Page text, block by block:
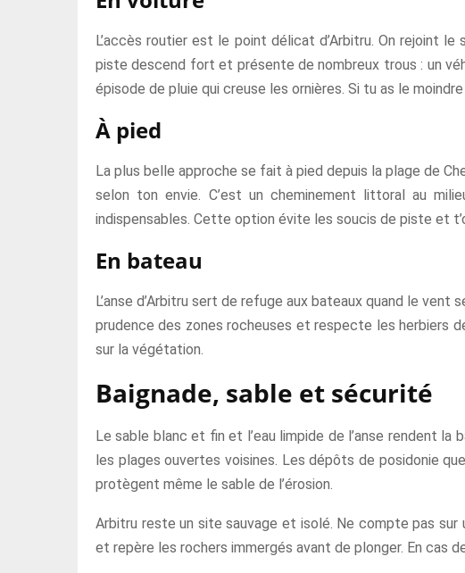
L’accès routier est le point délicat d’Arbitru. On rejoint
piste descend fort et présente de nombreux trous : un
épisode de pluie qui creuse les ornières. Si tu as le
À pied
La plus belle approche se fait à pied depuis la plage de
selon ton envie. C’est un cheminement littoral au
indispensables. Cette option évite les soucis de piste et
En bateau
L’anse d’Arbitru sert de refuge aux bateaux quand le
prudence des zones rocheuses et respecte les herbiers
sur la végétation.
Baignade, sable et sécurité
Le sable blanc et fin et l’eau limpide de l’anse rendent
les plages ouvertes voisines. Les dépôts de posidonie
protègent même le sable de l’érosion.
Arbitru reste un site sauvage et isolé. Ne compte pas
et repère les rochers immergés avant de plonger. En cas